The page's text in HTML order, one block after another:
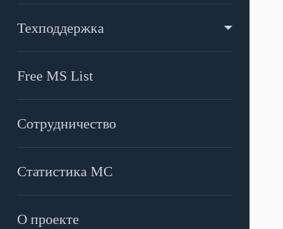
Техподдержка
Free MS List
Сотрудничество
Статистика МС
О проекте